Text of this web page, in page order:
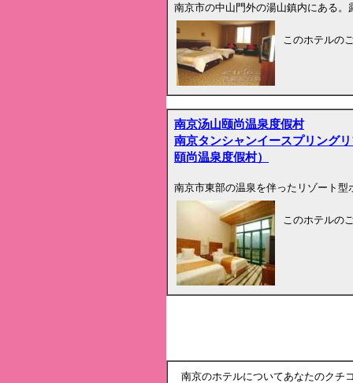
南京市の中山門外の湯山鎮内にある
このホテルの
南京汤山颐尚温泉度假村
南京タンシャンイースプリング
頤尚温泉度假村）
南京市東部の温泉を伴ったリゾート型
このホテルの
南京のホテルについてあなたのクチ